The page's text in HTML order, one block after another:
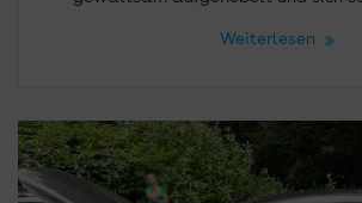
Weiterlesen